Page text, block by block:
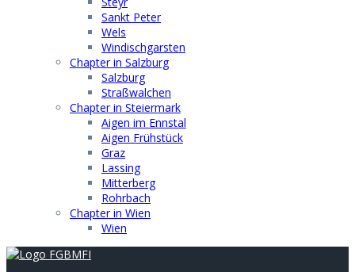
Sankt Peter
Wels
Windischgarsten
Chapter in Salzburg
Salzburg
Straßwalchen
Chapter in Steiermark
Aigen im Ennstal
Aigen Frühstück
Graz
Lassing
Mitterberg
Rohrbach
Chapter in Wien
Wien